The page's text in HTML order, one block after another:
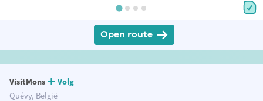
Open route
VisitMons
Volg
Quévy, België